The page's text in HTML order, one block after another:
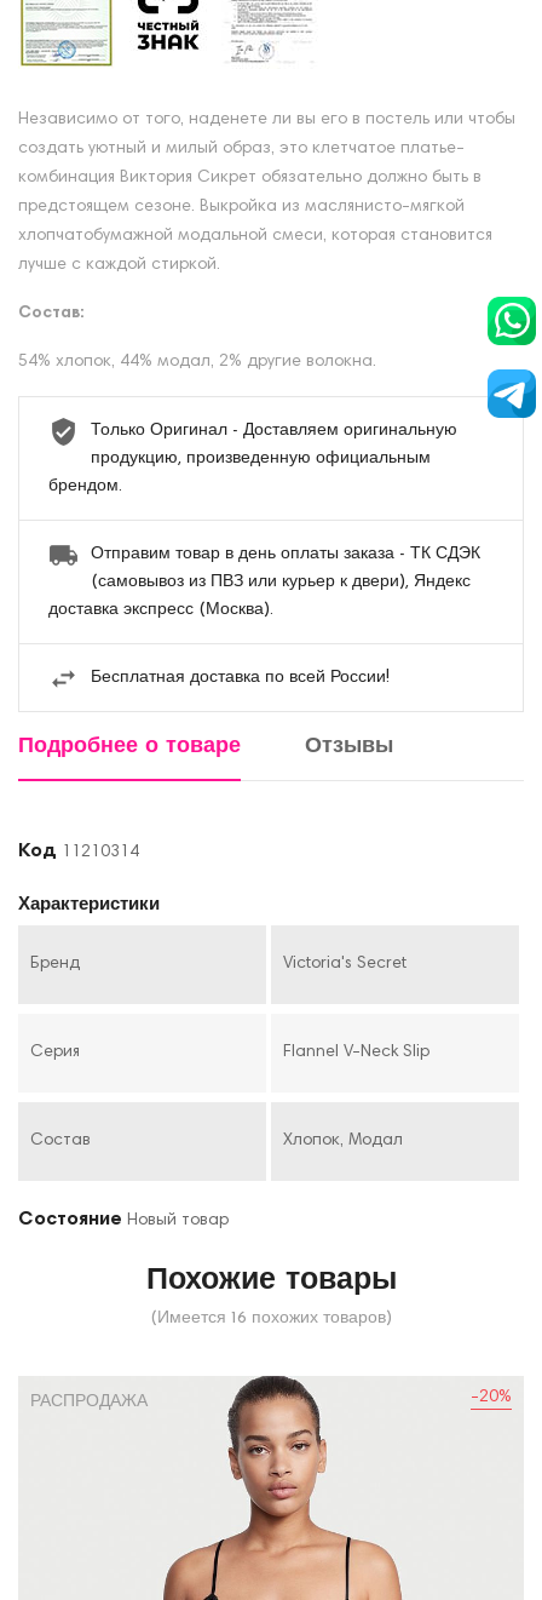
Независимо от того, наденете ли вы его в постель или чтобы
создать уютный и милый образ, это клетчатое платье-
комбинация Виктория Сикрет обязательно должно быть в
предстоящем сезоне. Выкройка из маслянисто-мягкой
хлопчатобумажной модальной смеси, которая становится
лучше с каждой стиркой.
Состав:
54% хлопок, 44% модал, 2% другие волокна.
Только Оригинал - Доставляем оригинальную
продукцию, произведенную официальным
брендом.
Отправим товар в день оплаты заказа - ТК СДЭК
(самовывоз из ПВЗ или курьер к двери), Яндекс
доставка экспресс (Москва).
Бесплатная доставка по всей России!
Подробнее о товаре Отзывы
Код 11210314
Характеристики
Бренд Victoria's Secret
Серия Flannel V-Neck Slip
Состав Хлопок, Модал
Состояние Новый товар
Похожие товары
(Имеется 16 похожих товаров)
-20%
РАСПРОДАЖА